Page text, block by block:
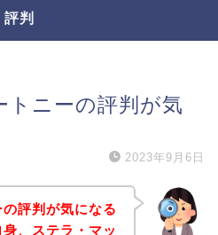
評判
トニーの評判が気
2023年9月6日
評判が気になる
、ステラ・マッ